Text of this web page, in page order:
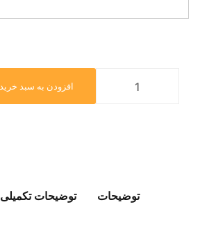
افزودن به سبد خرید
توضیحات توضیحات تکمیلی